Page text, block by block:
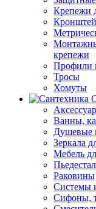
Крепежи
крепежи
Профили
Тросы
Хомуты
Ванны,
Душевые
Зеркала
Мебель
Раковины
Системы
Сифоны,